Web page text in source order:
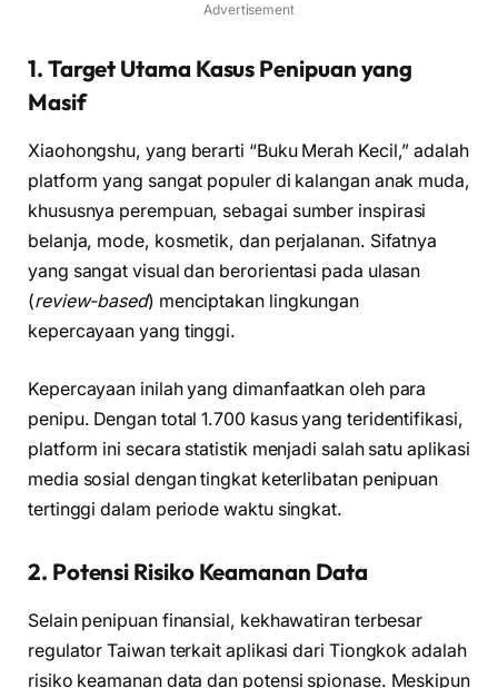
Advertisement
1. Target Utama Kasus Penipuan yang
Masif
Xiaohongshu, yang berarti “Buku Merah Kecil,” adalah
platform yang sangat populer di kalangan anak muda,
khususnya perempuan, sebagai sumber inspirasi
belanja, mode, kosmetik, dan perjalanan. Sifatnya
yang sangat visual dan berorientasi pada ulasan
(review-based) menciptakan lingkungan
kepercayaan yang tinggi.
Kepercayaan inilah yang dimanfaatkan oleh para
penipu. Dengan total 1.700 kasus yang teridentifikasi,
platform ini secara statistik menjadi salah satu aplikasi
media sosial dengan tingkat keterlibatan penipuan
tertinggi dalam periode waktu singkat.
2. Potensi Risiko Keamanan Data
Selain penipuan finansial, kekhawatiran terbesar
regulator Taiwan terkait aplikasi dari Tiongkok adalah
risiko keamanan data dan potensi spionase. Meskipun